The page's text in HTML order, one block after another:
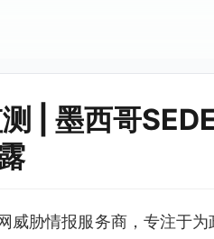
| 墨西哥
威胁情报服务商，专注于